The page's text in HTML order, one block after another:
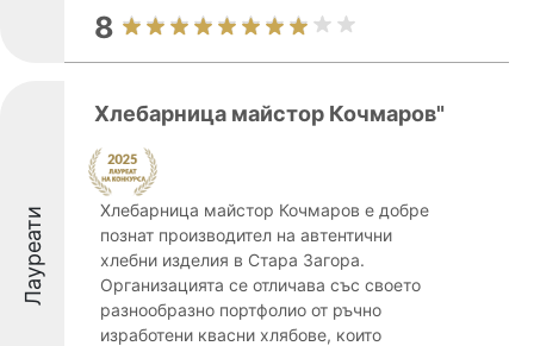
8
Лауреати
Хлебарница майстор Кочмаров"
Хлебарница майстор Кочмаров е добре
познат производител на автентични
хлебни изделия в Стара Загора.
Организацията се отличава със своето
разнообразно портфолио от ръчно
изработени квасни хлябове, които